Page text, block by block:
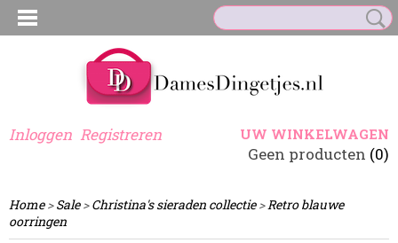
Inloggen Registreren UW WINKELWAGEN
Geen producten (0)
Home>Sale>Christina's sieraden collectie>Retro blauwe
oorringen